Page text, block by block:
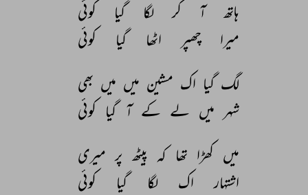
ہاتھ آ کر لگا گیا کوئی
میرا چھپر اٹھا گیا کوئی
لگ گیا اک مشین میں میں بھی
شہر میں لے کے آ گیا کوئی
میں کھڑا تھا کہ پیٹھ پر میری
اشتہار
اک لگا گیا کوئی